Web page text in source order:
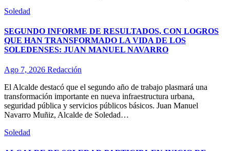
Soledad
SEGUNDO INFORME DE RESULTADOS, CON LOGROS
QUE HAN TRANSFORMADO LA VIDA DE LOS
SOLEDENSES: JUAN MANUEL NAVARRO
Ago 7, 2026 Redacción
El Alcalde destacó que el segundo año de trabajo plasmará una
transformación importante en nueva infraestructura urbana,
seguridad pública y servicios públicos básicos. Juan Manuel
Navarro Muñiz, Alcalde de Soledad…
Soledad